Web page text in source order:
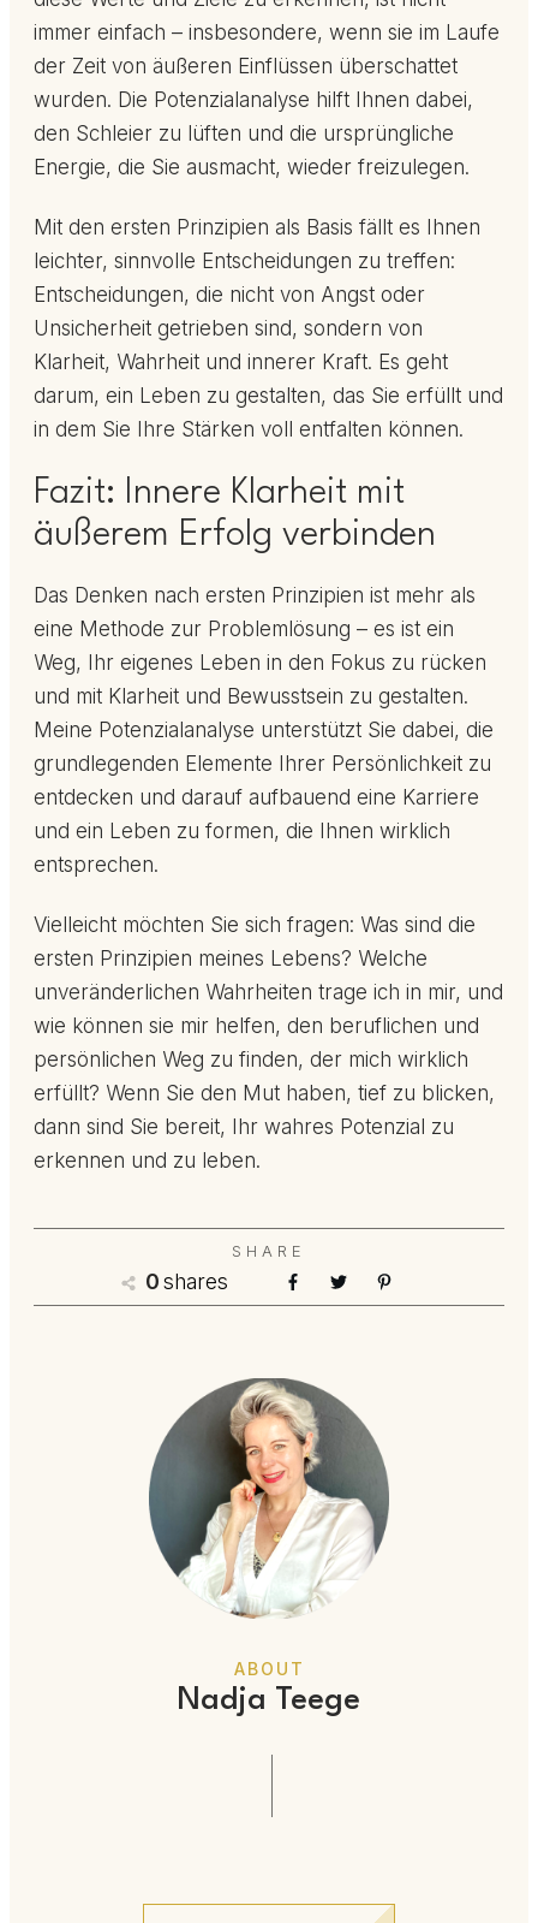
immer einfach – insbesondere, wenn sie im Laufe
der Zeit von äußeren Einflüssen überschattet
wurden. Die Potenzialanalyse hilft Ihnen dabei,
den Schleier zu lüften und die ursprüngliche
Energie, die Sie ausmacht, wieder freizulegen.
Mit den ersten Prinzipien als Basis fällt es Ihnen
leichter, sinnvolle Entscheidungen zu treffen:
Entscheidungen, die nicht von Angst oder
Unsicherheit getrieben sind, sondern von
Klarheit, Wahrheit und innerer Kraft. Es geht
darum, ein Leben zu gestalten, das Sie erfüllt und
in dem Sie Ihre Stärken voll entfalten können.
Fazit: Innere Klarheit mit
äußerem Erfolg verbinden
Das Denken nach ersten Prinzipien ist mehr als
eine Methode zur Problemlösung – es ist ein
Weg, Ihr eigenes Leben in den Fokus zu rücken
und mit Klarheit und Bewusstsein zu gestalten.
Meine Potenzialanalyse unterstützt Sie dabei, die
grundlegenden Elemente Ihrer Persönlichkeit zu
entdecken und darauf aufbauend eine Karriere
und ein Leben zu formen, die Ihnen wirklich
entsprechen.
Vielleicht möchten Sie sich fragen: Was sind die
ersten Prinzipien meines Lebens? Welche
unveränderlichen Wahrheiten trage ich in mir, und
wie können sie mir helfen, den beruflichen und
persönlichen Weg zu finden, der mich wirklich
erfüllt? Wenn Sie den Mut haben, tief zu blicken,
dann sind Sie bereit, Ihr wahres Potenzial zu
erkennen und zu leben.
SHARE
0shares
ABOUT
Nadja Teege